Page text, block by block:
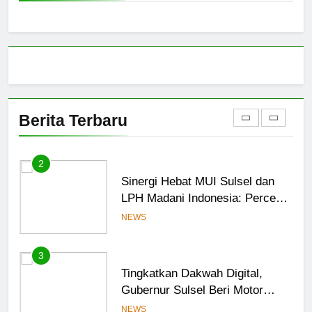
Berita Terbaru
Semen Tonasa
NEWS
Ingin Buktikan Toleransi Lewat
Aksi Bukan Seremoni
NEWS
2
Sinergi Hebat MUI Sulsel dan
LPH Madani Indonesia: Percepat
Sertifikasi Halal, 4 Pelaku
NEWS
3
Tingkatkan Dakwah Digital,
Gubernur Sulsel Beri Motor
untuk Tim Media MUI Sulawesi
NEWS